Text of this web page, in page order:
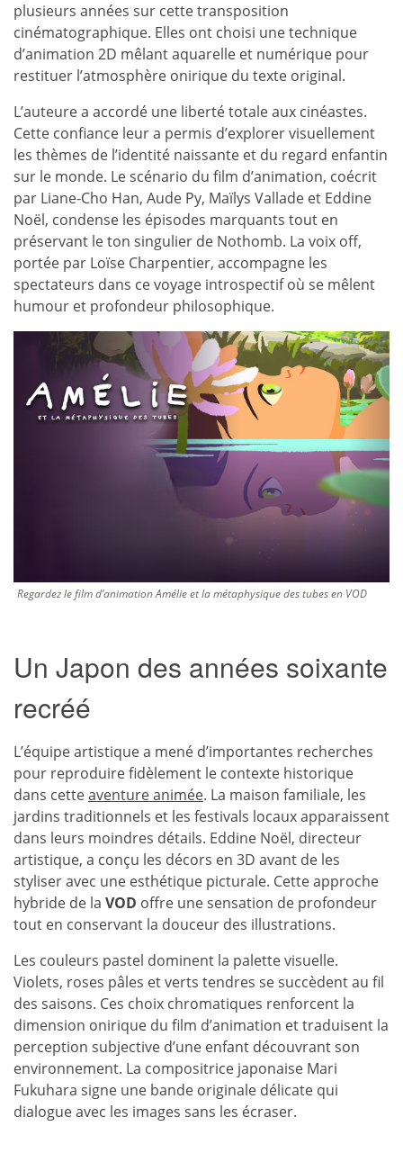
plusieurs années sur cette transposition
cinématographique. Elles ont choisi une technique
d’animation 2D mêlant aquarelle et numérique pour
restituer l’atmosphère onirique du texte original.
L’auteure a accordé une liberté totale aux cinéastes.
Cette confiance leur a permis d’explorer visuellement
les thèmes de l’identité naissante et du regard enfantin
sur le monde. Le scénario du film d’animation, coécrit
par Liane-Cho Han, Aude Py, Maïlys Vallade et Eddine
Noël, condense les épisodes marquants tout en
préservant le ton singulier de Nothomb. La voix off,
portée par Loïse Charpentier, accompagne les
spectateurs dans ce voyage introspectif où se mêlent
humour et profondeur philosophique.
Regardez le film d’animation Amélie et la métaphysique des tubes en VOD
Un Japon des années soixante
recréé
L’équipe artistique a mené d’importantes recherches
pour reproduire fidèlement le contexte historique
dans cetteaventure animée. La maison familiale, les
jardins traditionnels et les festivals locaux apparaissent
dans leurs moindres détails. Eddine Noël, directeur
artistique, a conçu les décors en 3D avant de les
styliser avec une esthétique picturale. Cette approche
hybride de la VOD offre une sensation de profondeur
tout en conservant la douceur des illustrations.
Les couleurs pastel dominent la palette visuelle.
Violets, roses pâles et verts tendres se succèdent au fil
des saisons. Ces choix chromatiques renforcent la
dimension onirique du film d’animation et traduisent la
perception subjective d’une enfant découvrant son
environnement. La compositrice japonaise Mari
Fukuhara signe une bande originale délicate qui
dialogue avec les images sans les écraser.